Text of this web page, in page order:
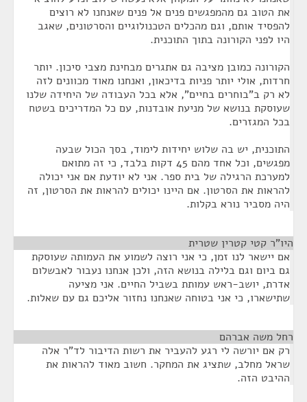
את הטוב גם מהמפגשים פנים אל פנים שאנחנו לא רוצים
להפסיד אותם, וגם מהכלים הטכנולוגיים והסרטונים, שאגב
היו לפני הקורונה בתוך התוכנית.
הקורונה כמובן מציבה גם אתגרים מבחינת מצבי סיכון. יותר
חרדות, אולי יותר פניות בדיכאון, ואנחנו מאוד מכוונים לזה
לא רק ב"בוחרים בחיים", אלא בכל העבודה של היחידה שלנו
שעוסקת בנושא של מניעת אובדנות, עם כל המדריכים בשטח
בכל המגזרים.
התוכנית, יש בה שלוש יחידות לימוד, בסך הכול שבעה
מפגשים, וכל אחד מהם 45 דקות בלבד, כי זה מתואם
למערכת הרגילה של בית ספר. אני לא יודעת אם אני יכולה
להראות את הסרטון. אם היינו יכולים להראות את הסרטון, זה
היה מסביר נורא בקלות.
היו"ר קטי קטרין שטרית
אם יישאר לנו זמן, כי אני רוצה לשמוע את העמותה שעוסקת
גם ביום וגם בלילה בנושא הזה, ולכן אנחנו נעבור לאבשלום
אדרת, יושב-ראש עמותת בשביל החיים. אני מציעה
שתישארו, כי אני בטוחה שאנחנו נחזור אליכם גם עם שאלות.
רחל משה אברהם
רק אם יורשה לי רגע להעביר את רשות הדיבור לד"ר אלה
שראל מחלב, שתציג את המחקר. חשוב מאוד להראות את
ההיבט הזה.